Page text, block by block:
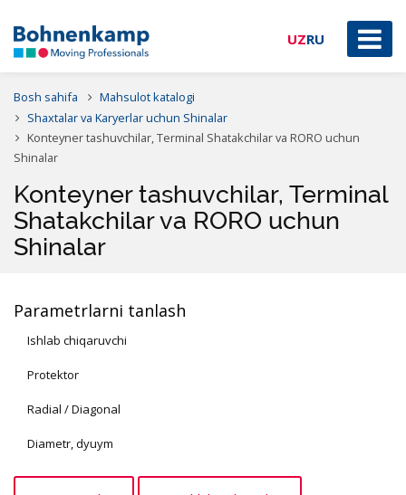
UZRU
Bosh sahifa
Mahsulot katalogi
Shaxtalar va Karyerlar uchun Shinalar
Konteyner tashuvchilar, Terminal Shatakchilar va RORO uchun
Shinalar
Konteyner tashuvchilar, Terminal
Shatakchilar va RORO uchun
Shinalar
Parametrlarni tanlash
Ishlab chiqaruvchi
Protektor
Radial / Diagonal
Diametr, dyuym